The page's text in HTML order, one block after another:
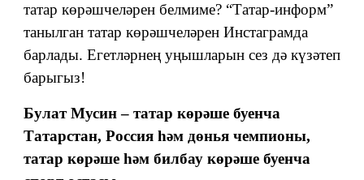
татар көрәшчеләрен белмиме? “Татар-информ”
танылган татар көрәшчеләрен Инстаграмда
барлады. Егетләрнең уңышларын сез дә күзәтеп
барыгыз!
Булат Мусин – татар көрәше буенча
Татарстан, Россия һәм дөнья чемпионы,
татар көрәше һәм билбау көрәше буенча